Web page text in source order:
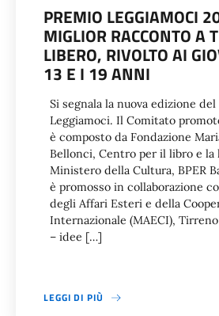
PREMIO LEGGIAMOCI
MIGLIOR RACCONTO A
LIBERO, RIVOLTO AI
13 E I 19 ANNI
Si segnala la nuova edizione
Leggiamoci. Il Comitato
è composto da Fondazione
Bellonci, Centro per il libro e
Ministero della Cultura, BPER
è promosso in collaborazione
degli Affari Esteri e della
Internazionale (MAECI),
– idee […]
LEGGI DI PIÙ